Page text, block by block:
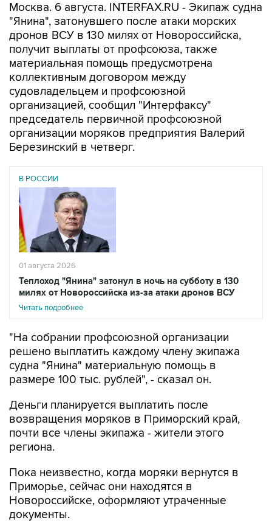
Москва. 6 августа. INTERFAX.RU - Экипаж судна
"Янина", затонувшего после атаки морских
дронов ВСУ в 130 милях от Новороссийска,
получит выплаты от профсоюза, также
материальная помощь предусмотрена
коллективным договором между
судовладельцем и профсоюзной
организацией, сообщил "Интерфаксу"
председатель первичной профсоюзной
организации моряков предприятия Валерий
Березинский в четверг.
В РОССИИ
01 августа 2026
Теплоход "Янина" затонул в ночь на субботу в 130
милях от Новороссийска из-за атаки дронов ВСУ
Читать подробнее
"На собрании профсоюзной организации
решено выплатить каждому члену экипажа
судна "Янина" материальную помощь в
размере 100 тыс. рублей", - сказал он.
Деньги планируется выплатить после
возвращения моряков в Приморский край,
почти все члены экипажа - жители этого
региона.
Пока неизвестно, когда моряки вернутся в
Приморье, сейчас они находятся в
Новороссийске, оформляют утраченные
документы.